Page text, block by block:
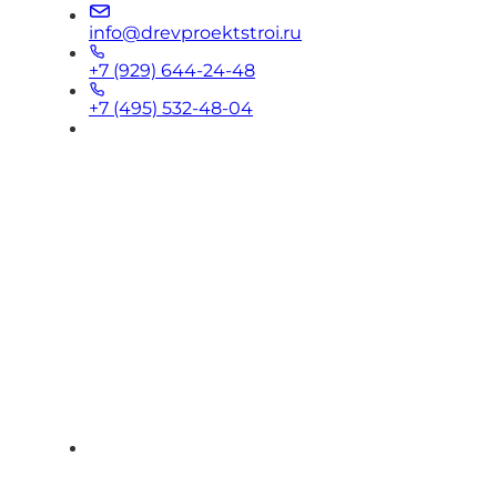
info@drevproektstroi.ru
+7 (929) 644-24-48
+7 (495) 532-48-04